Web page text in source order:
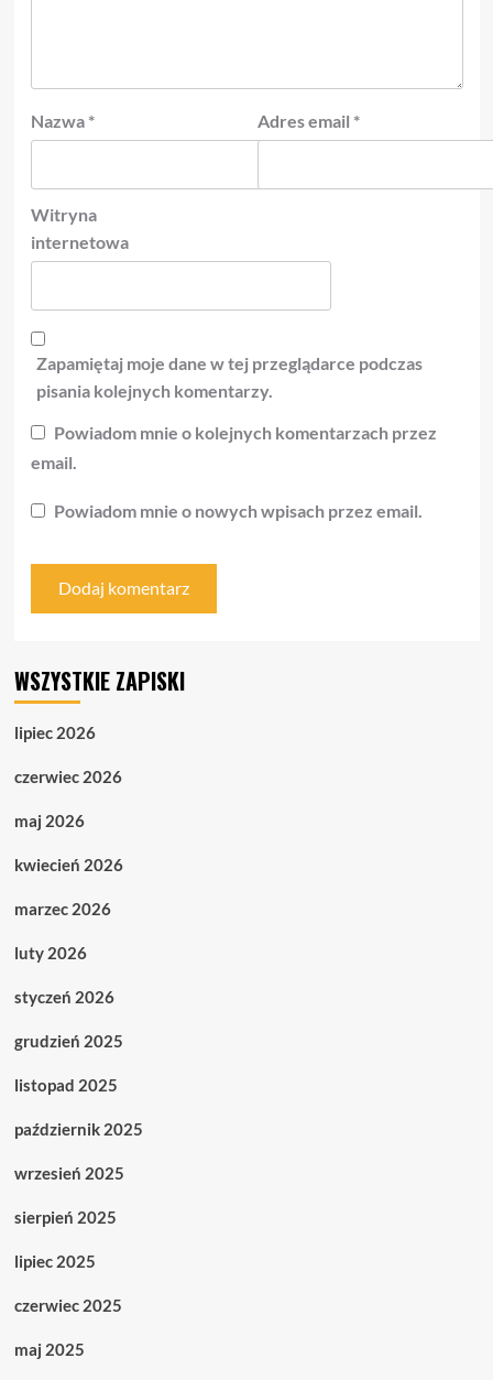
Nazwa * Adres email *
Witryna
internetowa
Zapamiętaj moje dane w tej przeglądarce podczas
pisania kolejnych komentarzy.
Powiadom mnie o kolejnych komentarzach przez
email.
Powiadom mnie o nowych wpisach przez email.
WSZYSTKIE ZAPISKI
lipiec 2026
czerwiec 2026
maj 2026
kwiecień 2026
marzec 2026
luty 2026
styczeń 2026
grudzień 2025
listopad 2025
październik 2025
wrzesień 2025
sierpień 2025
lipiec 2025
czerwiec 2025
maj 2025